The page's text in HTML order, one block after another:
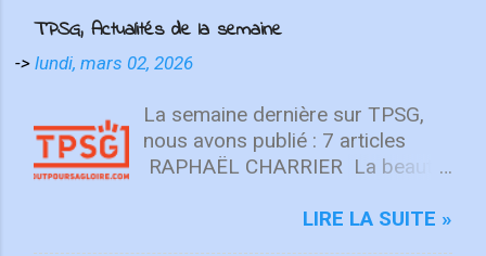
une nouvelle chance de se détendre
et de se reposer en Lui. "Puisque
attachez vos cœurs aux choses
d'en haut, où Christ est assis à la
droite de Dieu. Ayez l'esprit sur les
choses terrestres" - Colossiens
TPSG, Actualités de la semaine
-> lundi, mars 02, 2026
La semaine dernière sur TPSG,
nous avons publié : 7 articles
RAPHAËL CHARRIER La beauté
La beauté est une réalitéLIRE LA SUITE »